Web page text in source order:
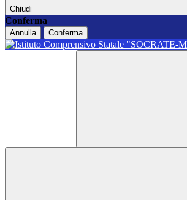
Chiudi
Conferma
Annulla Conferma